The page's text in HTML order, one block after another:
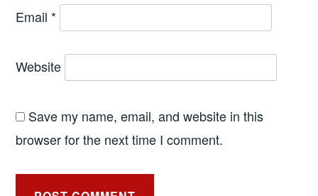
Email *
Website
Save my name, email, and website in this
browser for the next time I comment.